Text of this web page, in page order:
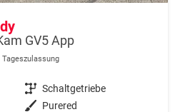
GV5 App
Getriebe Schaltgetriebe
Außenfarbe Purered